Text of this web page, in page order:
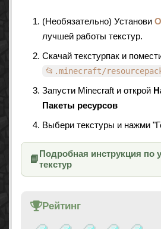
(Необязательно) Установи
лучшей работы текстур.
Скачай текстурпак и
📂.minecraft/
Запусти Minecraft и открой
Пакеты ресурсов
Выбери текстуры и нажми
📘
Подробная инструкция по
текстур
Рейтинг